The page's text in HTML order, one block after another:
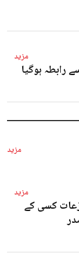
مزید
رابطہ ہوگیا
مزید
مزید
کسی کے